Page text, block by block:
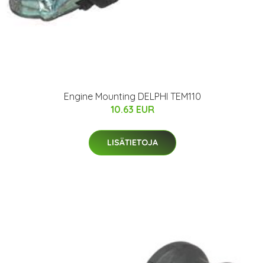
Engine Mounting DELPHI TEM110
10.63 EUR
LISÄTIETOJA